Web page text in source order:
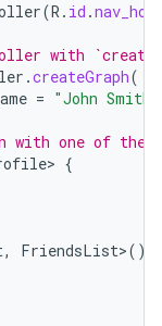
(R . id .
with
.createGraph(
= "John Smith"
with one of the
> {
, FriendsList>()